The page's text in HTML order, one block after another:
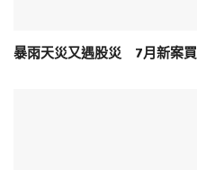
暴雨天災又遇股災 7月新案